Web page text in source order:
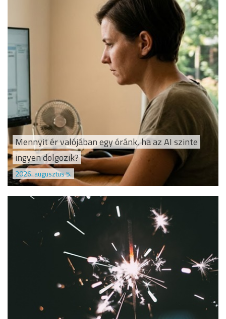
Mennyit ér valójában egy óránk, ha az AI szinte
ingyen dolgozik?
2026. augusztus 5.